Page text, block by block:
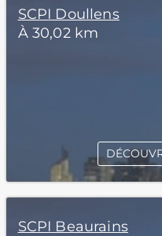
SCPI Doullens
À 30,02 km
SCPI Beaurains